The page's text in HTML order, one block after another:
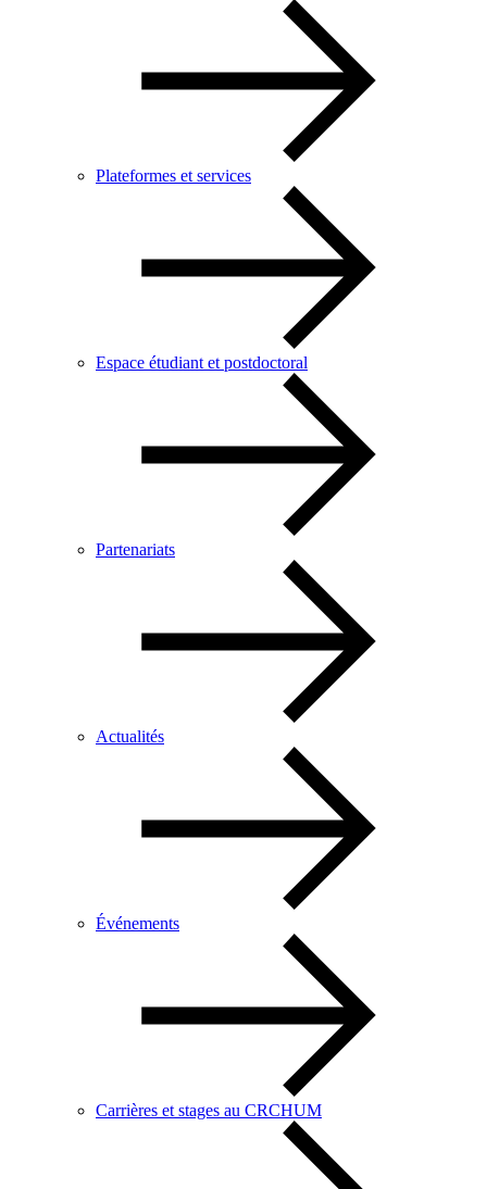
Plateformes et services
Espace étudiant et postdoctoral
Partenariats
Actualités
Événements
Carrières et stages au CRCHUM